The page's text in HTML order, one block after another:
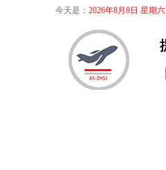
今天是： 2026年8月8日 星期六